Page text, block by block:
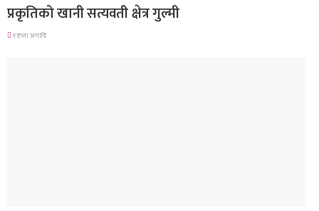
प्रकृतिको खानी सत्यवती क्षेत्र गुल्मी
१ हप्ता अगाडि